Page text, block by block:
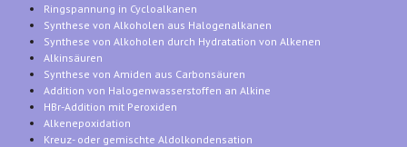
Ringspannung in Cycloalkanen
Synthese von Alkoholen aus Halogenalkanen
Synthese von Alkoholen durch Hydratation von Alkenen
Alkinsäuren
Synthese von Amiden aus Carbonsäuren
Addition von Halogenwasserstoffen an Alkine
HBr-Addition mit Peroxiden
Alkenepoxidation
Kreuz- oder gemischte Aldolkondensation